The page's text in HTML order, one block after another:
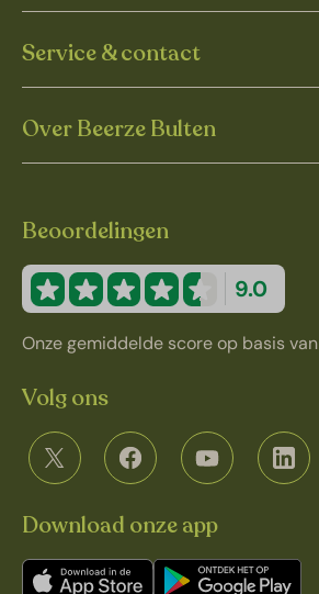
Service & contact
Over Beerze Bulten
Beoordelingen
9.0
Onze gemiddelde score op basis van
Volg ons
Download onze app